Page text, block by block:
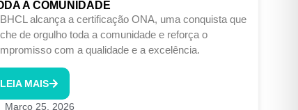
A COMUNIDADE
alcança a certificação ONA, uma conquista que
de orgulho toda a comunidade e reforça o
com a qualidade e a excelência.
LEIA MAIS
Março 25, 2026